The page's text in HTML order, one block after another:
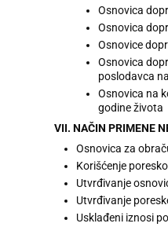
Osnovica
Osnovica
Osnovice
Osnovica
poslodavca
Osnovica na
godine života
VII. NAČIN PRIMENE
Osnovica za
Korišćenje
Utvrđivanje
Utvrđivanje
Usklađeni iznosi